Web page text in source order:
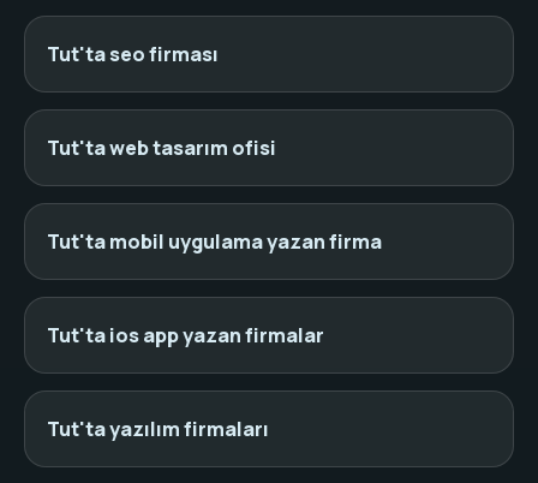
Tut'ta seo firması
Tut'ta web tasarım ofisi
Tut'ta mobil uygulama yazan firma
Tut'ta ios app yazan firmalar
Tut'ta yazılım firmaları